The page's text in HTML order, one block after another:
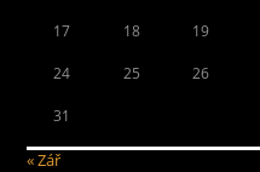
17 18 19
24 25 26
31
« Zář